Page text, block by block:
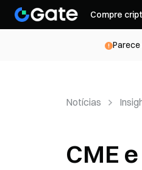
Compre
Notícias
CME